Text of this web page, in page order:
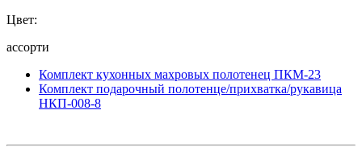
Цвет:
ассорти
Комплект кухонных махровых полотенец ПКМ-23
Комплект подарочный полотенце/прихватка/рукавица
НКП-008-8